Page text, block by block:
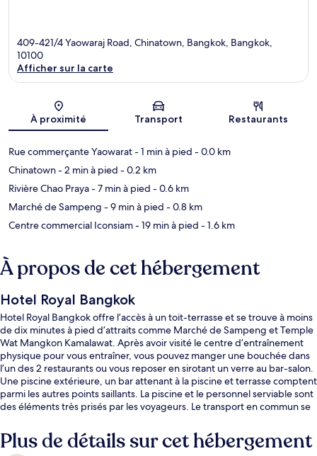
409-421/4 Yaowaraj Road, Chinatown, Bangkok, Bangkok,
10100
Afficher sur la carte
À proximité Transport Restaurants
Rue commerçante Yaowarat- 1 min à pied - 0.0 km
Chinatown- 2 min à pied - 0.2 km
Rivière Chao Praya- 7 min à pied - 0.6 km
Marché de Sampeng - 9 min à pied - 0.8 km
Centre commercial Iconsiam- 19 min à pied - 1.6 km
À propos de cet hébergement
Hotel Royal Bangkok
Hotel Royal Bangkok offre l’accès à un toit-terrasse et se trouve à moins
de dix minutes à pied d’attraits comme Marché de Sampeng et Temple
Wat Mangkon Kamalawat. Après avoir visité le centre d’entraînement
physique pour vous entraîner, vous pouvez manger une bouchée dans
l’un des 2 restaurants ou vous reposer en sirotant un verre au bar-salon.
Une piscine extérieure, un bar attenant à la piscine et terrasse comptent
parmi les autres points saillants. La piscine et le personnel serviable sont
des éléments très prisés par les voyageurs. Le transport en commun se
trouve à 3 minutes et Station de MRT Lamphong est à 11 minutes.
Plus de détails sur cet hébergement